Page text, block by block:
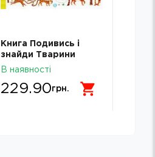
Книга Подивись і
знайди Тварини
ЖОРЖ Z104060У
В наявності
229.90грн.